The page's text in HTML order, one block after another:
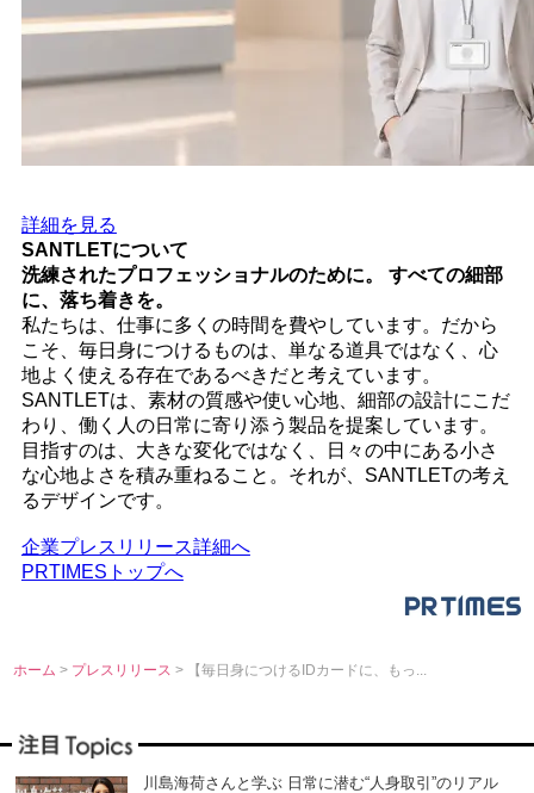
詳細を見る
SANTLETについて
洗練されたプロフェッショナルのために。 すべての細部
に、落ち着きを。
私たちは、仕事に多くの時間を費やしています。だから
こそ、毎日身につけるものは、単なる道具ではなく、心
地よく使える存在であるべきだと考えています。
SANTLETは、素材の質感や使い心地、細部の設計にこだ
わり、働く人の日常に寄り添う製品を提案しています。
目指すのは、大きな変化ではなく、日々の中にある小さ
な心地よさを積み重ねること。それが、SANTLETの考え
るデザインです。
企業プレスリリース詳細へ
PRTIMESトップへ
ホーム > プレスリリース> 【毎日身につけるIDカードに、もっ...
川島海荷さんと学ぶ 日常に潜む“人身取引”のリアル